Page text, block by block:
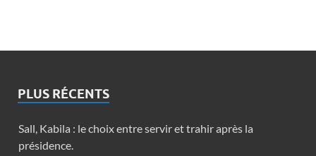
PLUS RÉCENTS
Sall, Kabila : le choix entre servir et trahir après la
présidence.